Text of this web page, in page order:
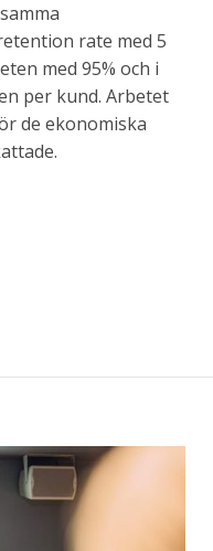
rate med 5
med 95% och i
per kund. Arbetet
de ekonomiska